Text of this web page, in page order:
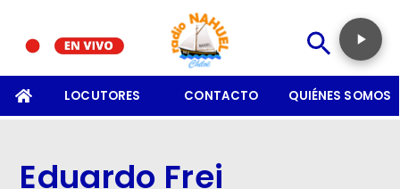
LOCUTORES CONTACTO QUIÉNES SOMOS
Eduardo Frei